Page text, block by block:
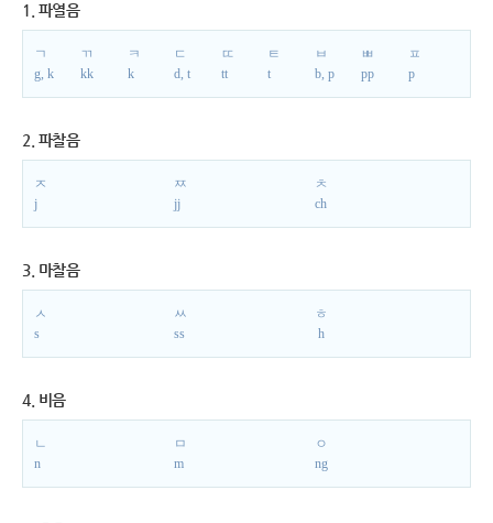
1. 파열음
ㄱ
g, k
ㄲ
kk
ㅋ
k
ㄷ
d, t
ㄸ
tt
ㅌ
t
ㅂ
b, p
ㅃ
pp
ㅍ
p
2. 파찰음
ㅈ
j
ㅉ
jj
ㅊ
ch
3. 마찰음
ㅅ
s
ㅆ
ss
ㅎ
h
4. 비음
ㄴ
n
ㅁ
m
ㅇ
ng